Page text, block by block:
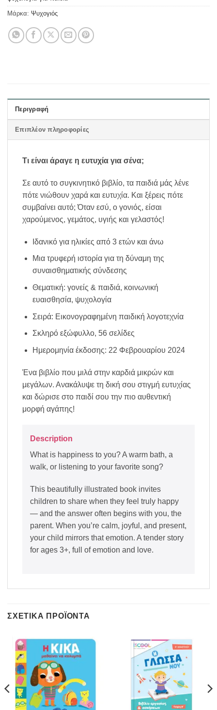
Μάρκα: Ψυχογιός
Περιγραφή
Επιπλέον πληροφορίες
Τι είναι άραγε η ευτυχία για σένα;
Σε αυτό το συγκινητικό βιβλίο, τα παιδιά μάς λένε
πότε νιώθουν χαρά και ευτυχία. Και ξέρεις πότε
συμβαίνει αυτό; Όταν εσύ, ο γονιός, είσαι
χαρούμενος, γεμάτος, υγιής και γελαστός!
Ιδανικό για ηλικίες από 3 ετών και άνω
Μια τρυφερή ιστορία για τη δύναμη της
συναισθηματικής σύνδεσης
Θεματική: γονείς & παιδιά, κοινωνική
ευαισθησία, ψυχολογία
Σειρά: Εικονογραφημένη παιδική λογοτεχνία
Σκληρό εξώφυλλο, 56 σελίδες
Ημερομηνία έκδοσης: 22 Φεβρουαρίου 2024
Ένα βιβλίο που μιλά στην καρδιά μικρών και
μεγάλων. Ανακάλυψε τη δική σου στιγμή ευτυχίας
και δώρισε στο παιδί σου την πιο αυθεντική
μορφή αγάπης!
Description
What is happiness to you? A warm bath, a
walk, or listening to your favorite song?
This beautifully illustrated book invites
children to share when they feel truly happy
— and the answer often begins with you, the
parent. When you’re calm, joyful, and present,
your child mirrors that emotion. A tender story
for ages 3+, full of emotion and love.
ΣΧΕΤΙΚΆ ΠΡΟΪΌΝΤΑ